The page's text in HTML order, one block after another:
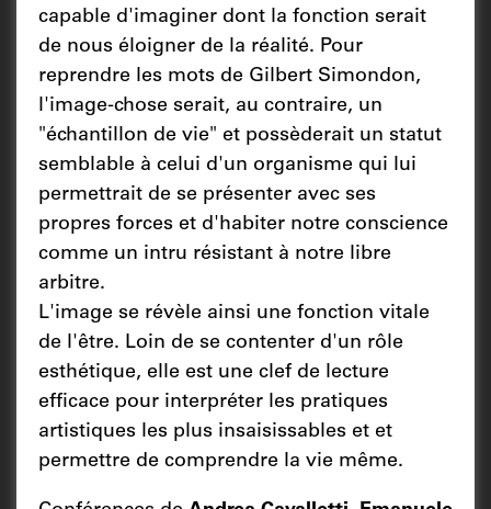
capable d'imaginer dont la fonction serait
de nous éloigner de la réalité. Pour
reprendre les mots de Gilbert Simondon,
l'image-chose serait, au contraire, un
"échantillon de vie" et possèderait un statut
semblable à celui d'un organisme qui lui
permettrait de se présenter avec ses
propres forces et d'habiter notre conscience
comme un intru résistant à notre libre
arbitre.
L'image se révèle ainsi une fonction vitale
de l'être. Loin de se contenter d'un rôle
esthétique, elle est une clef de lecture
efficace pour interpréter les pratiques
artistiques les plus insaisissables et et
permettre de comprendre la vie même.